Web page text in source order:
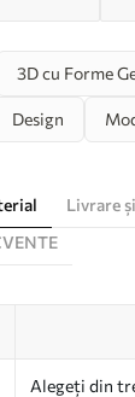
3D cu Forme
Design
Livrare
Alegeți din